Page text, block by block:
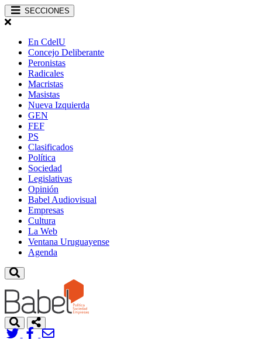
SECCIONES
En CdelU
Concejo Deliberante
Peronistas
Radicales
Macristas
Masistas
Nueva Izquierda
GEN
FEF
PS
Clasificados
Política
Sociedad
Legislativas
Opinión
Babel Audiovisual
Empresas
Cultura
La Web
Ventana Uruguayense
Agenda